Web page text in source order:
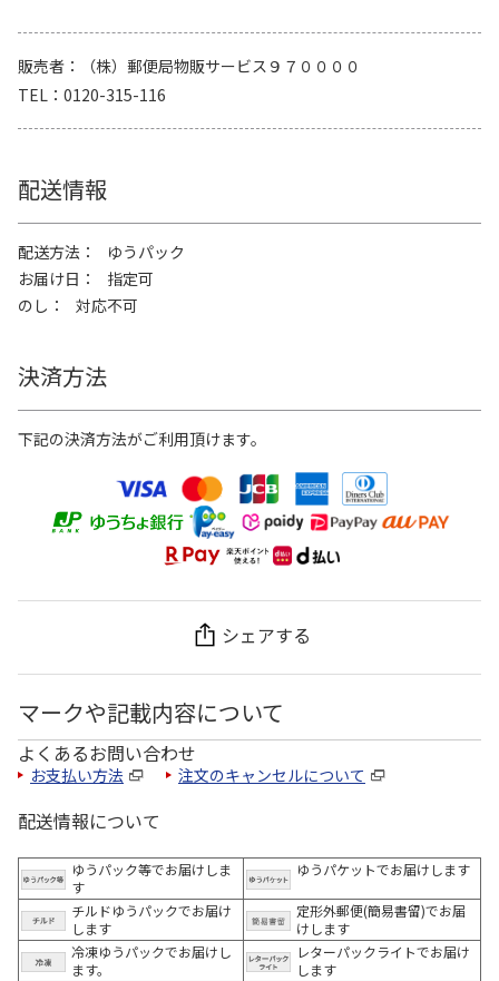
販売者
（株）郵便局物販サービス９７００００
TEL
0120-315-116
配送情報
配送方法
ゆうパック
お届け日
指定可
のし
対応不可
決済方法
下記の決済方法がご利用頂けます。
シェアする
マークや記載内容について
よくあるお問い合わせ
お支払い方法 注文のキャンセルについて
配送情報について
ゆうパック等でお届けしま
す
ゆうパケットでお届けします
チルドゆうパックでお届け
します
定形外郵便(簡易書留)でお届
けします
冷凍ゆうパックでお届けし
ます。
レターパックライトでお届け
します